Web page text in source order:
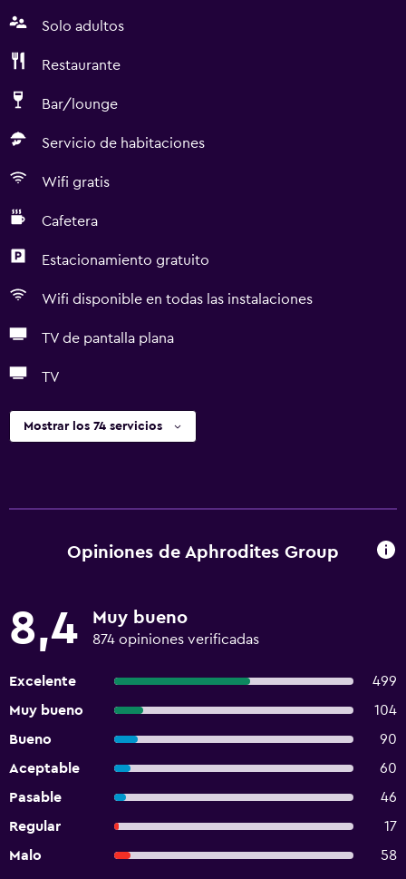
Solo adultos
Restaurante
Bar/lounge
Servicio de habitaciones
Wifi gratis
Cafetera
Estacionamiento gratuito
Wifi disponible en todas las instalaciones
TV de pantalla plana
TV
Mostrar los 74 servicios
Opiniones de Aphrodites Group
8,4 Muy bueno
874 opiniones verificadas
Excelente
499
Muy bueno
104
Bueno
90
Aceptable
60
Pasable
46
Regular
17
Malo
58